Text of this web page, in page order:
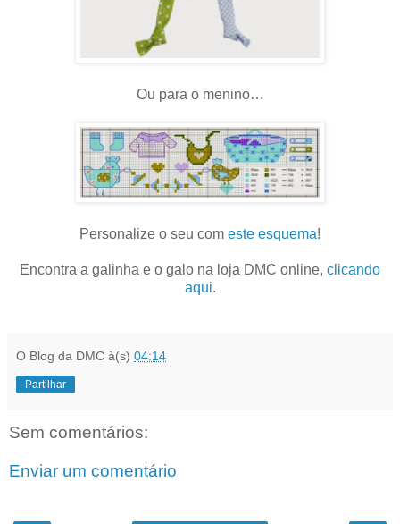
Ou para o menino…
Personalize o seu com este esquema!
Encontra a galinha e o galo na loja DMC online, clicando
aqui.
O Blog da DMC à(s) 04:14
Partilhar
Sem comentários:
Enviar um comentário